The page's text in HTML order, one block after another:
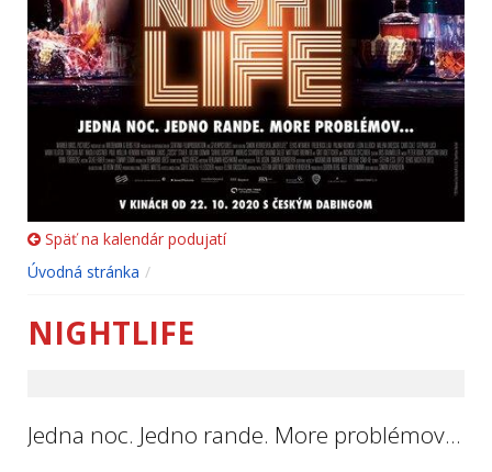
Späť na kalendár podujatí
Úvodná stránka
NIGHTLIFE
Jedna noc. Jedno rande. More problémov...